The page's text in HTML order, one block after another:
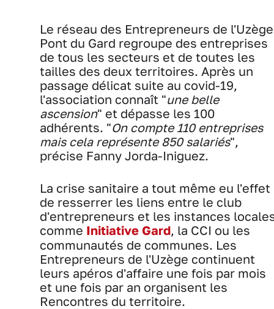
Le réseau des Entrepreneurs de
Pont du Gard regroupe des entreprises
de tous les secteurs et de toutes les
tailles des deux territoires. Après un
passage délicat suite au covid-19,
l'association connaît "une belle
ascension" et dépasse les 100
adhérents. "On compte 110 entreprises
mais cela représente 850 salariés",
précise Fanny Jorda-Iniguez.
La crise sanitaire a tout même eu l'effet
de resserrer les liens entre le club
d'entrepreneurs et les instances
comme Initiative Gard, la CCI ou les
communautés de communes. Les
Entrepreneurs de l'Uzège continuent
leurs apéros d'affaire une fois par mois
et une fois par an organisent les
Rencontres du territoire.